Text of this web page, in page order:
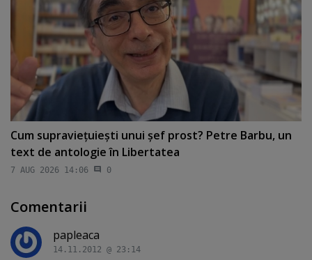
Cum supravieţuieşti unui şef prost? Petre Barbu, un
text de antologie în Libertatea
7 AUG 2026 14:06 0
Comentarii
papleaca
14.11.2012 @ 23:14